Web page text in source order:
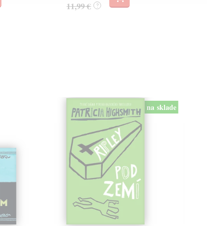
11,99 € ?
na sklade